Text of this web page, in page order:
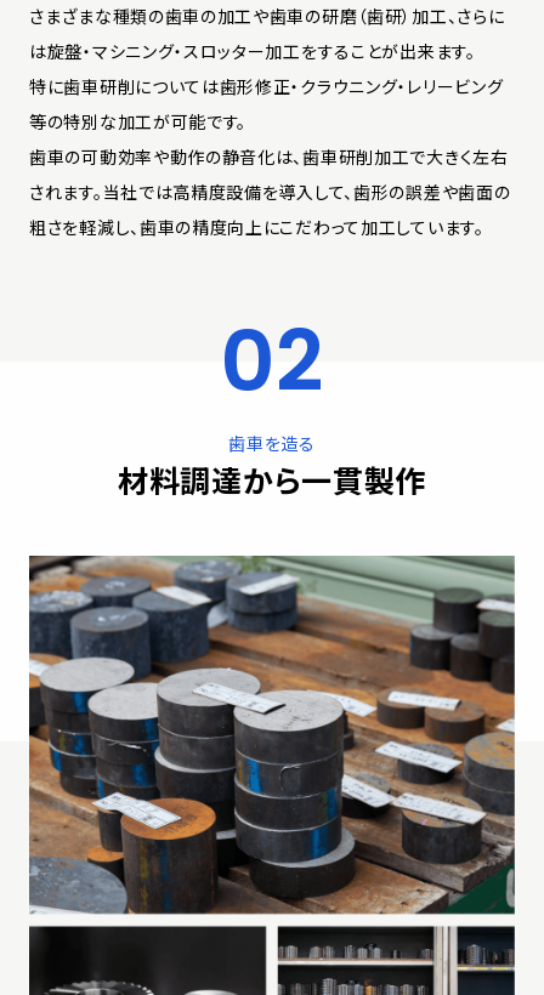
さまざまな種類の歯車の加工や歯車の研磨（歯研）加工、さらに
は旋盤・マシニング・スロッター加工をすることが出来ます。
特に歯車研削については歯形修正・クラウニング・レリービング
等の特別な加工が可能です。
歯車の可動効率や動作の静音化は、歯車研削加工で大きく左右
されます。当社では高精度設備を導入して、歯形の誤差や歯面の
粗さを軽減し、歯車の精度向上にこだわって加工しています。
歯車を造る
材料調達から一貫製作